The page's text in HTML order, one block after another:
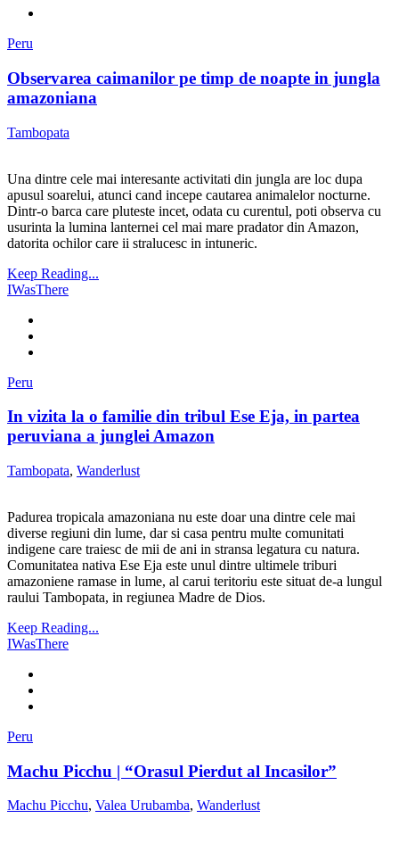
Peru
Observarea caimanilor pe timp de noapte in jungla
amazoniana
Tambopata
Una dintre cele mai interesante activitati din jungla are loc dupa
apusul soarelui, atunci cand incepe cautarea animalelor nocturne.
Dintr-o barca care pluteste incet, odata cu curentul, poti observa cu
usurinta la lumina lanternei cel mai mare pradator din Amazon,
datorita ochilor care ii stralucesc in intuneric.
Keep Reading...
IWasThere
Peru
In vizita la o familie din tribul Ese Eja, in partea
peruviana a junglei Amazon
Tambopata, Wanderlust
Padurea tropicala amazoniana nu este doar una dintre cele mai
diverse regiuni din lume, dar si casa pentru multe comunitati
indigene care traiesc de mii de ani in stransa legatura cu natura.
Comunitatea nativa Ese Eja este unul dintre ultimele triburi
amazoniene ramase in lume, al carui teritoriu este situat de-a lungul
raului Tambopata, in regiunea Madre de Dios.
Keep Reading...
IWasThere
Peru
Machu Picchu | “Orasul Pierdut al Incasilor”
Machu Picchu, Valea Urubamba, Wanderlust